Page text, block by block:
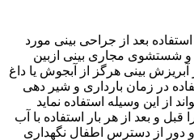
بعد از جراحی بینی مورد
شستشوی مجاری بینی ازبین
آبریزش بینی هرگز از آبجوش یا داغ
در زمان بارداری و شیر دهی
از این وسیله استفاده نماید
و بعد از هر بار استفاده با آب
دور از دسترس اطفال نگهداری